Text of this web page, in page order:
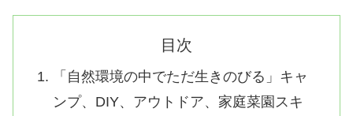
目次
「自然環境の中でただ生きのびる」キャ
ンプ、DIY、アウトドア、家庭菜園スキ